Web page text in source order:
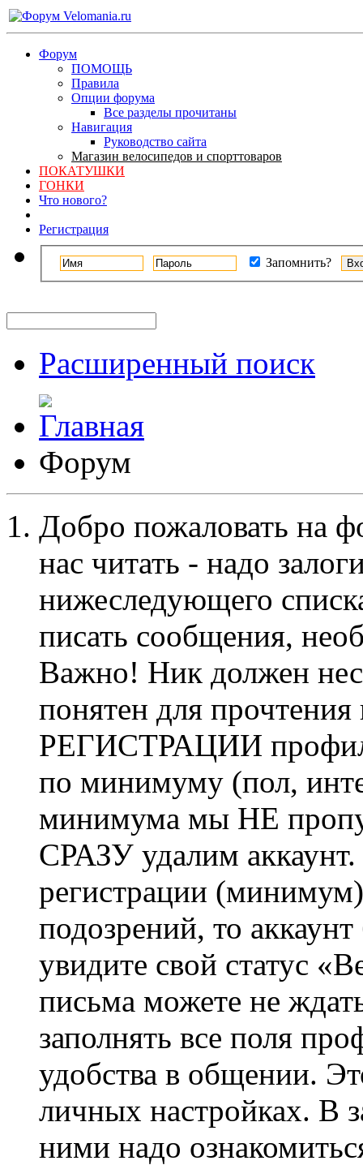
Форум
ПОМОЩЬ
Правила
Опции форума
Все разделы прочитаны
Навигация
Руководство сайта
Магазин велосипедов и спорттоваров
ПОКАТУШКИ
ГОНКИ
Что нового?
Регистрация
Запомнить?
Расширенный поиск
Форум
Добро пожаловать на
нас читать - надо
нижеследующего
писать сообщения,
Важно! Ник должен
понятен для
РЕГИСТРАЦИИ профиль
по минимуму (пол,
минимума мы НЕ
СРАЗУ удалим
регистрации
подозрений, то
увидите свой статус
письма можете не
заполнять все поля
удобства в общении.
личных настройках. В
ними надо